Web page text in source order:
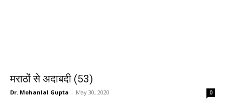
मराठों से अदाबदी (53)
Dr. Mohanlal Gupta - May 30, 2020 0